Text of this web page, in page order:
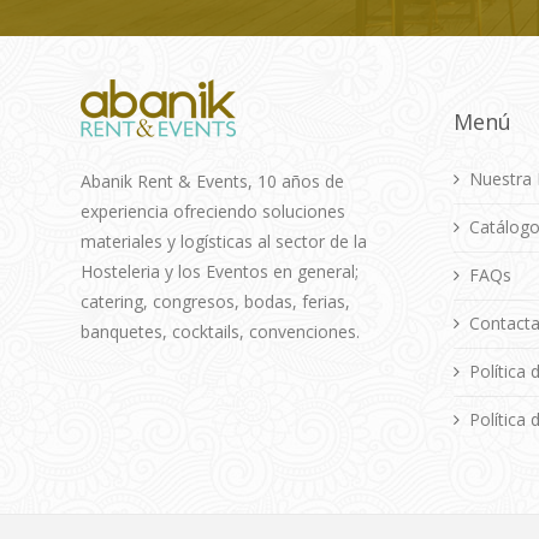
Abanik Rent & Events, 10 años de
experiencia ofreciendo soluciones
materiales y logísticas al sector de la
Hosteleria y los Eventos en general;
catering, congresos, bodas, ferias,
banquetes, cocktails, convenciones.
Menú
Nuestra
Catálogo
FAQs
Política
Política